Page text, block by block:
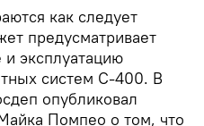
как следует
предусматривает
и эксплуатацию
систем С-400. В
опубликовал
Помпео о том, что